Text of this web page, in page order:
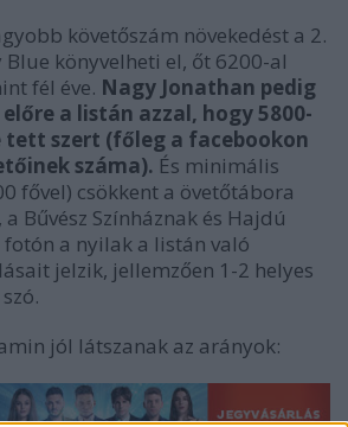
követőszám növekedést a 2.
könyvelheti el, őt 6200-al
fél éve. Nagy Jonathan pedig
a listán azzal, hogy 5800-
tett szert (főleg a facebookon
száma). És minimális
fővel) csökkent a övetőtábora
Bűvész Színháznak és Hajdú
a nyilak a listán való
jelzik, jellemzően 1-2 helyes
jól látszanak az arányok: